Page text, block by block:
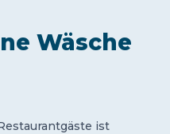
Wäsche
ist